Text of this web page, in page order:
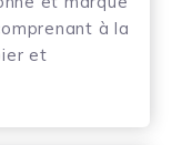
à la
et